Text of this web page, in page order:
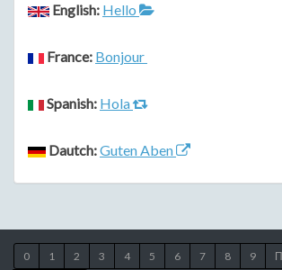
English: Hello
France: Bonjour
Spanish: Hola
Dautch:Guten Aben
0 1 2 3 4 5 6 7 8 9